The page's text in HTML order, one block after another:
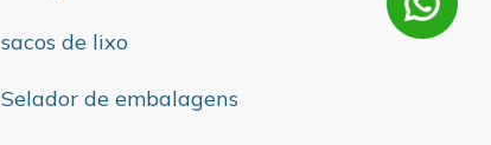
sacos de lixo
Selador de embalagens